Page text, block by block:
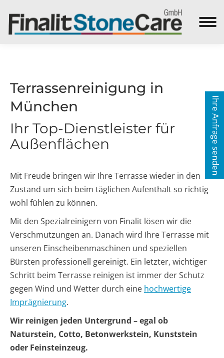
Search:
Terrassenreinigung in
München
Ihr Top-Dienstleister für
Außenflächen
Mit Freude bringen wir Ihre Terrasse wieder in den
Zustand um sich beim täglichen Aufenthalt so richtig
wohl fühlen zu können.
Mit den Spezialreinigern von Finalit lösen wir die
Verschmutzungen an. Danach wird Ihre Terrasse mit
unseren Einscheibenmaschinen und speziellen
Bürsten professionell gereinigt. Ein letzter, wichtiger
Schritt beim Terrasse reinigen ist immer der Schutz
gegen Wind und Wetter durch eine hochwertige
Imprägnierung.
Wir reinigen jeden Untergrund – egal ob
Naturstein, Cotto, Betonwerkstein, Kunststein
oder Feinsteinzeug.
Ihre Anfrage senden